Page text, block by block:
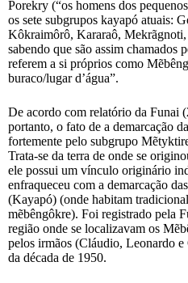
Porekry (“os homens dos
os sete subgrupos kayapó atuais:
Kôkraimôrô, Kararaô,
sabendo que são assim chamados
referem a si próprios como
buraco/lugar d’água”.
De acordo com relatório da Funai
portanto, o fato de a demarcação
fortemente pelo subgrupo
Trata-se da terra de onde se
ele possui um vínculo originário
enfraqueceu com a demarcação
(Kayapó) (onde habitam
mẽbêngôkre). Foi registrado pela
região onde se localizavam os
pelos irmãos (Cláudio, Leonardo
da década de 1950.